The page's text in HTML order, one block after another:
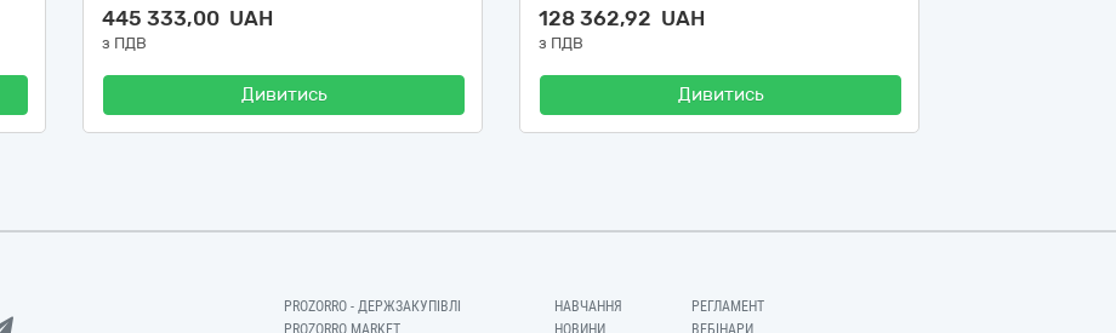
445 333,00 UAH
з ПДВ
Дивитись
128 362,92 UAH
з ПДВ
Дивитись
PROZORRO - ДЕРЖЗАКУПІВЛІ
PROZORRO MARKET
НАВЧАННЯ
НОВИНИ
РЕГЛАМЕНТ
ВЕБІНАРИ